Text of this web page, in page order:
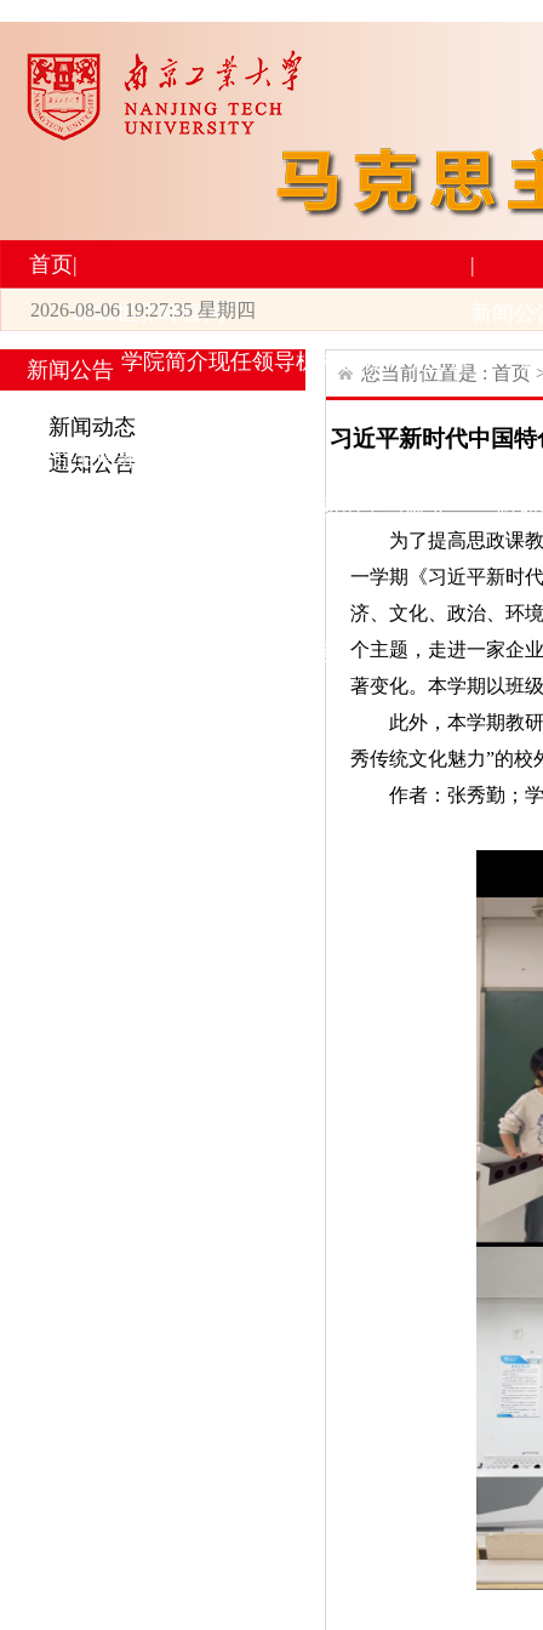
首页|
2026世界杯官网
学院简介现任领导机构设置师资力量
|
研究生培养
学生活动招生与就业
科
工会活动
2026-08-06 19:27:36 星期四
新闻公告
新闻动态
通知公告
您当前位置是 : 首页
习近平新时代中国
为了提高思政课
一学期《习近平新时
济、文化、政治、环
个主题，走进一家企
著变化。本学期以班
此外，本学期教
秀传统文化魅力”的校
作者：张秀勤；